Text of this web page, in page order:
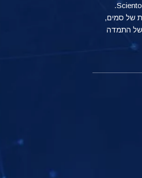
הצטרף לאנשים שעושים שינוי מכל הדתות, התרבויות והאומות כשהם מעניקים עזרה לקהילותיהם באמצעות התוכניות ההומניטריות בחסות Scientology.
של סמים,
של התמדה